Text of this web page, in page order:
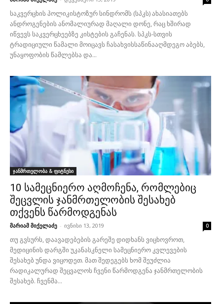
საკვერცხის პოლიკისტოზურ სინდრომს (სპკს) ახასიათებს
ანდროგენების ანომალიურად მაღალი დონე, რაც ხშირად
იწვევს საკვერცხეებზე კისტების გაჩენას. სპკს-სთვის
ტრადიციული წამალი მოიცავს ჩასახვისსაწინააღმდეგო აბებს,
უნაყოფობის წამლებსა და...
ჯანმრთელობა & ფიტნესი
10 სამეცნიერო აღმოჩენა, რომლებიც
შეცვლის ჯანმრთელობის შესახებ
თქვენს წარმოდგენას
მარიამ მიქელაძე - ივნისი 13, 2019 0
თუ გვსურს, დაავადებების გარეშე დიდხანს ვიცხოვროთ,
მედიცინის დარგში უკანასკნელი სამეცნიერო კვლევების
შესახებ უნდა ვიცოდეთ. მათ შედეგებს ხომ შეუძლია
რადიკალურად შეცვალოს ჩვენი წარმოდგენა ჯანმრთელობის
შესახებ. ჩვენმა...